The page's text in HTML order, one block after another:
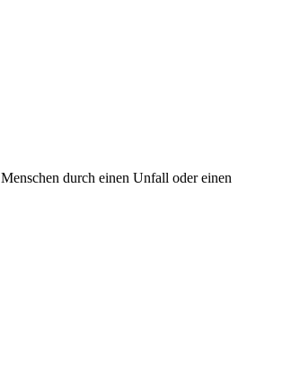
durch einen Unfall oder einen